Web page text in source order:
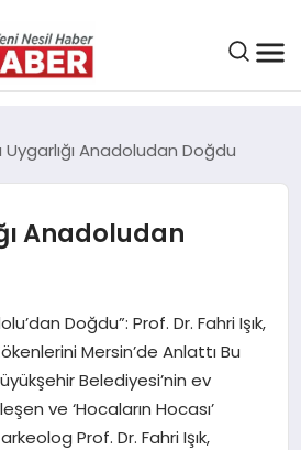
Uygarlığı Anadoludan Doğdu
Anadoludan
Doğdu”: Prof. Dr. Fahri Işık,
Mersin’de Anlattı Bu
Belediyesi’nin ev
ve ‘Hocaların Hocası’
Prof. Dr. Fahri Işık,